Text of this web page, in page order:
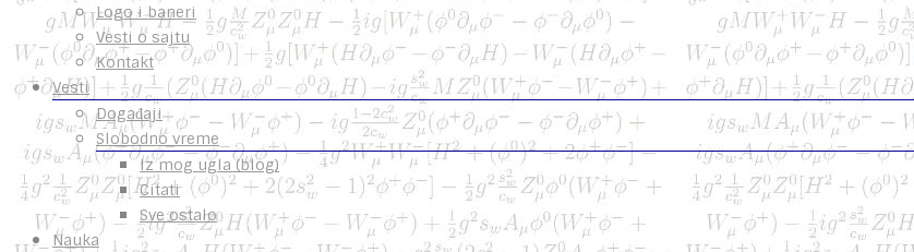
Logo i baneri
Vesti o sajtu
Kontakt
Vesti
Događaji
Slobodno vreme
Iz mog ugla (blog)
Citati
Sve ostalo
Nauka